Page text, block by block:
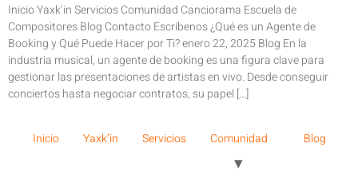
Inicio Yaxk’in Servicios Comunidad Canciorama Escuela de
Compositores Blog Contacto Escríbenos ¿Qué es un Agente de
Booking y Qué Puede Hacer por Ti? enero 22, 2025 Blog En la
industria musical, un agente de booking es una figura clave para
gestionar las presentaciones de artistas en vivo. Desde conseguir
conciertos hasta negociar contratos, su papel […]
Inicio Yaxk’in Servicios Comunidad Blog